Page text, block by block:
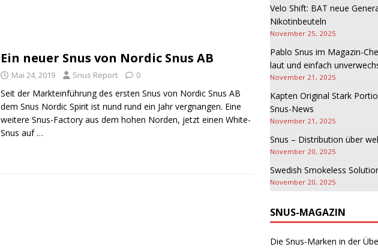
Ein neuer Snus von Nordic Snus AB
Mai 24, 2019 Snus Report 0
Seit der Markteinführung des ersten Snus von Nordic Snus AB
dem Snus Nordic Spirit ist nund rund ein Jahr vergnangen. Eine
weitere Snus-Factory aus dem hohen Norden, jetzt einen White-
Snus auf …
Velo Shift: BAT neue
Nikotinbeuteln
November 25, 2025
Pablo Snus im Magazin-
laut und einfach
November 21, 2025
Kapten Original Stark
Snus-News
November 21, 2025
Snus – Distribution über
November 20, 2025
Swedish Smokeless
November 20, 2025
SNUS-MAGAZIN
Die Snus-Marken in der